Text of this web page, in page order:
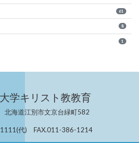
61
8
1
学キリスト教教育
海道江別市文京台緑町582
代) FAX.011-386-1214